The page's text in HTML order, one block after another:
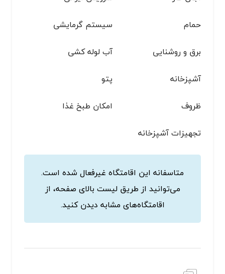
حمام
سیستم گرمایشی
برق و روشنایی
آب لوله کشی
آشپزخانه
پتو
ظروف
امکان طبخ غذا
تجهیزات آشپزخانه
متاسفانه این اقامتگاه غیرفعال شده است.
می‌توانید از طریق لیست بالای صفحه، از
اقامتگاه‌های مشابه دیدن کنید.